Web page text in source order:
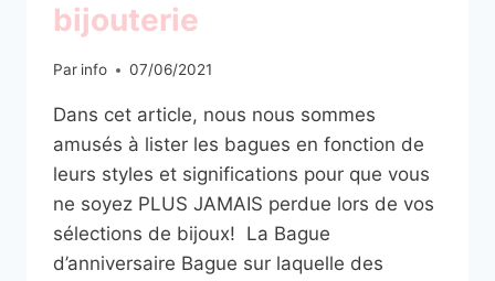
bijouterie
Par info 07/06/2021
Dans cet article, nous nous sommes
amusés à lister les bagues en fonction de
leurs styles et significations pour que vous
ne soyez PLUS JAMAIS perdue lors de vos
sélections de bijoux! La Bague
d’anniversaire Bague sur laquelle des